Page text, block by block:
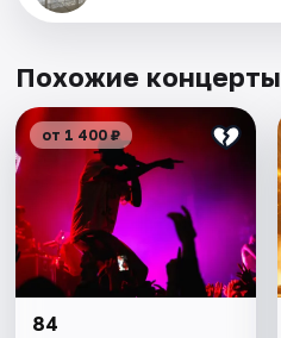
Похожие концерты
от 1 400 ₽
84